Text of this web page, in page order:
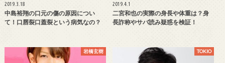
2019.3.18
中島裕翔の口元の傷の原因につい
て！口唇裂口蓋裂という病気なの？
2019.4.1
二宮和也の実際の身長や体重は？身
長詐称やサバ読み疑惑を検証！
岩橋玄樹 TOKIO